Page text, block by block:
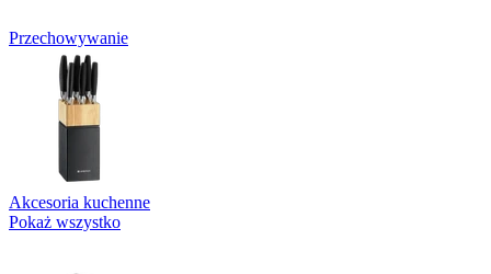
Przechowywanie
Akcesoria kuchenne
Pokaż wszystko